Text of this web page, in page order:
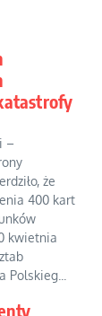
–
że
400 kart
kwietnia